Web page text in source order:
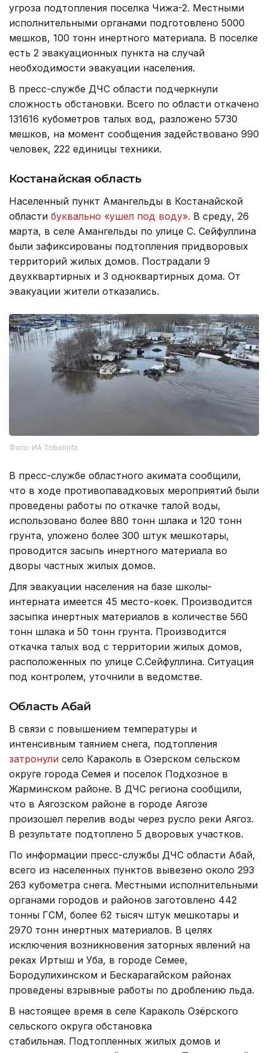
угроза подтопления поселка Чижа-2. Местными
исполнительными органами подготовлено 5000
мешков, 100 тонн инертного материала. В поселке
есть 2 эвакуационных пункта на случай
необходимости эвакуации населения.
В пресс-службе ДЧС области подчеркнули
сложность обстановки. Всего по области откачено
131616 кубометров талых вод, разложено 5730
мешков, на момент сообщения задействовано 990
человек, 222 единицы техники.
Костанайская область
Населенный пункт Амангельды в Костанайской
области буквально «ушел под воду». В среду, 26
марта, в селе Амангельды по улице С. Сейфуллина
были зафиксированы подтопления придворовых
территорий жилых домов. Пострадали 9
двухквартирных и 3 одноквартирных дома. От
эвакуации жители отказались.
Фото: ИА Tobolinfo
В пресс-службе областного акимата сообщили,
что в ходе противопавадковых мероприятий были
проведены работы по откачке талой воды,
использовано более 880 тонн шлака и 120 тонн
грунта, уложено более 300 штук мешкотары,
проводится засыпь инертного материала во
дворы частных жилых домов.
Для эвакуации населения на базе школы-
интерната имеется 45 место-коек. Производится
засыпка инертных материалов в количестве 560
тонн шлака и 50 тонн грунта. Производится
откачка талых вод с территории жилых домов,
расположенных по улице С.Сейфуллина. Ситуация
под контролем, уточнили в ведомстве.
Область Абай
В связи с повышением температуры и
интенсивным таянием снега, подтопления
затронули село Караколь в Озерском сельском
округе города Семея и поселок Подхозное в
Жарминском районе. В ДЧС региона сообщили,
что в Аягозском районе в городе Аягозе
произошел перелив воды через русло реки Аягоз.
В результате подтоплено 5 дворовых участков.
По информации пресс-службы ДЧС области Абай,
всего из населенных пунктов вывезено около 293
263 кубометра снега. Местными исполнительными
органами городов и районов заготовлено 442
тонны ГСМ, более 62 тысяч штук мешкотары и
2970 тонн инертных материалов. В целях
исключения возникновения заторных явлений на
реках Иртыш и Уба, в городе Семее,
Бородулихинском и Бескарагайском районах
проведены взрывные работы по дроблению льда.
В настоящее время в селе Караколь Озёрского
сельского округа обстановка
стабильная. Подтопленных жилых домов и